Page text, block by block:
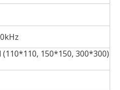
150*150, 300*300)